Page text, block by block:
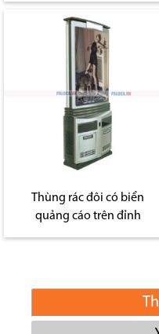
Thùng rác đôi có biển
quảng cáo trên đỉnh